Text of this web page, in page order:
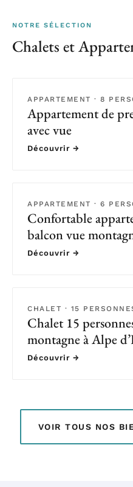
NOTRE SÉLECTION
Chalets et
APPARTEMENT · 8
Appartement de
avec vue
Découvrir →
APPARTEMENT · 6
Confortable
balcon vue
Découvrir →
CHALET · 15
Chalet 15
montagne à Alpe
Découvrir →
VOIR TOUS NOS